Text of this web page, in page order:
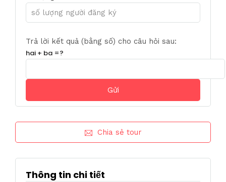
Trả lời kết quả (bằng số) cho câu hỏi sau:
hai + ba =?
Chia sẻ tour
Thông tin chi tiết